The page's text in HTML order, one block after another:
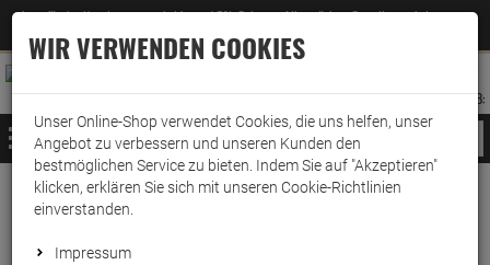
Jetzt für den Newsletter entscheiden und 5% Rabatt auf Ihre nächste Bestellung erhalten
–Zum Newsletter
ANMELDEN
AUFKLAPPEN
MERKZETTEL
WARENKORB:
MENÜ
Weiter einkaufen www.wark24.de Küche & Haushalt
Mülltrennung
Müllbeutel
Gut & Günstig Müllbeutel 35L/35 Beutel
WIR VERWENDEN COOKIES
Unser Online-Shop verwendet Cookies, die uns helfen, unser
Angebot zu verbessern und unseren Kunden den
bestmöglichen Service zu bieten. Indem Sie auf "Akzeptieren"
klicken, erklären Sie sich mit unseren Cookie-Richtlinien
einverstanden.
Impressum